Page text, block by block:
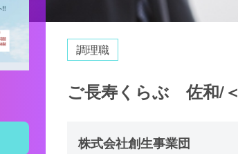
調理職
ご長寿くらぶ 佐和/
株式会社創生事業団